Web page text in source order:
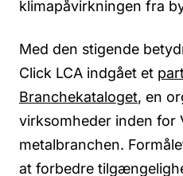
klimapåvirkningen fra
Med den stigende
Click LCA indgået et
Branchekataloget, en
virksomheder inden for
metalbranchen.
at forbedre